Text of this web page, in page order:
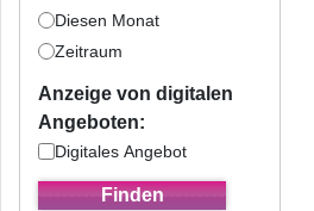
Diesen Monat
Zeitraum
Anzeige von digitalen
Angeboten:
Digitales Angebot